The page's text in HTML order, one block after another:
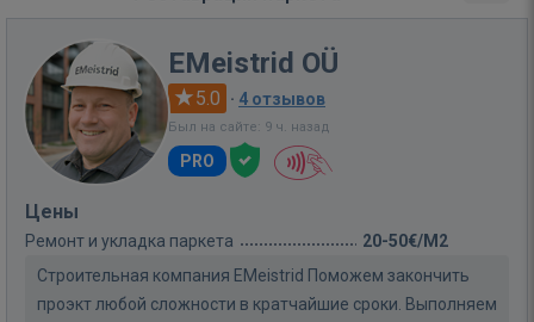
EMeistrid OÜ
5.0 · 4 отзывов
Был на сайте: 9 ч. назад
PRO
Цены
Ремонт и укладка паркета
20-50€/M2
Строительная компания EMeistrid Поможем закончить
проэкт любой сложности в кратчайшие сроки. Выполняем